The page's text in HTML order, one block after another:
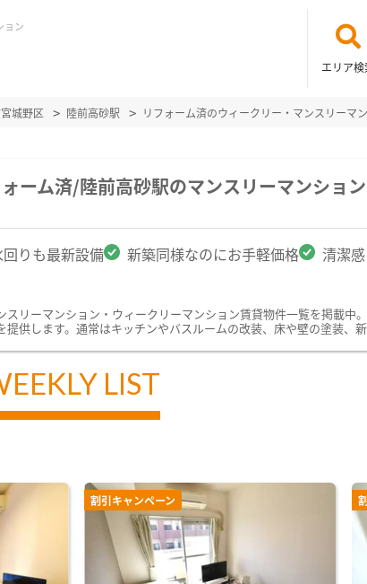
ョン
エリア検
城野区 陸前高砂駅 リフォーム済のウィークリー・マンスリーマ
ォーム済/陸前高砂駅のマンスリーマンショ
りも最新設備 新築同様なのにお手軽価格 清潔
スリーマンション・ウィークリーマンション賃貸物件一覧を掲載
提供します。通常はキッチンやバスルームの改装、床や壁の塗装、
LIST
割引キャンペーン